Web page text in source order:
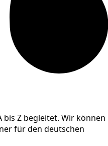
Z begleitet. Wir können
für den deutschen